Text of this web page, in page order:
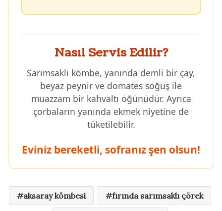
Nasıl Servis Edilir?
Sarımsaklı kömbe, yanında demli bir çay,
beyaz peynir ve domates söğüş ile
muazzam bir kahvaltı öğünüdür. Ayrıca
çorbaların yanında ekmek niyetine de
tüketilebilir.
Eviniz bereketli, sofranız şen olsun!
aksaray kömbesi fırında sarımsaklı çörek